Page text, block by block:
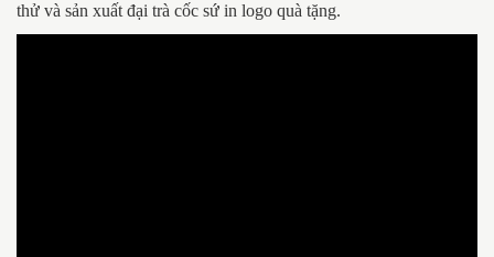
thử và sản xuất đại trà cốc sứ in logo quà tặng.